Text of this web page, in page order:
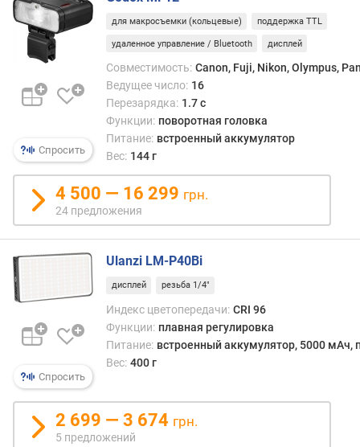
и
т
и
я
о
е
л
я
а
я
м
щ
н
о
с
т
Спросить
для макросъемки (кольцевые) поддержка TTL
удаленное управление / Bluetooth дисплей
Совместимость: Canon, Fuji, Nikon, Olympus,
Ведущее число: 16
Перезарядка: 1.7 с
Функции: поворотная головка
Питание: встроенный аккумулятор
Вес: 144 г
4 500 — 16 299 грн.
24 предложения
Спросить
Ulanzi LM-P40Bi
дисплей резьба 1/4"
Индекс цветопередачи: CRI 96
Функции: плавная регулировка
Питание: встроенный аккумулятор, 5000 мАч,
Вес: 400 г
2 699 — 3 674 грн.
5 предложений